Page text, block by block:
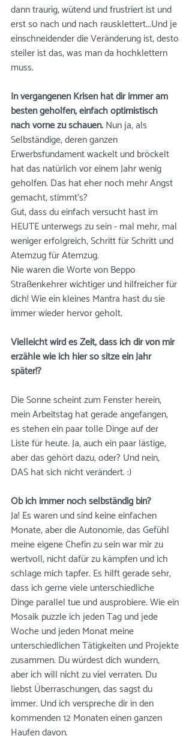
dann traurig, wütend und frustriert ist und
erst so nach und nach rausklettert...Und je
einschneidender die Veränderung ist, desto
steiler ist das, was man da hochklettern
muss.
In vergangenen Krisen hat dir immer am
besten geholfen, einfach optimistisch
nach vorne zu schauen. Nun ja, als
Selbständige, deren ganzen
Erwerbsfundament wackelt und bröckelt
hat das natürlich vor einem Jahr wenig
geholfen. Das hat eher noch mehr Angst
gemacht, stimmt's?
Gut, dass du einfach versucht hast im
HEUTE unterwegs zu sein - mal mehr, mal
weniger erfolgreich, Schritt für Schritt und
Atemzug für Atemzug.
Nie waren die Worte von Beppo
Straßenkehrer wichtiger und hilfreicher für
dich! Wie ein kleines Mantra hast du sie
immer wieder hervor geholt.
Vielleicht wird es Zeit, dass ich dir von mir
erzähle wie ich hier so sitze ein Jahr
später!?
Die Sonne scheint zum Fenster herein,
mein Arbeitstag hat gerade angefangen,
es stehen ein paar tolle Dinge auf der
Liste für heute. Ja, auch ein paar lästige,
aber das gehört dazu, oder? Und nein,
DAS hat sich nicht verändert. :)
Ob ich immer noch selbständig bin?
Ja! Es waren und sind keine einfachen
Monate, aber die Autonomie, das Gefühl
meine eigene Chefin zu sein war mir zu
wertvoll, nicht dafür zu kämpfen und ich
schlage mich tapfer. Es hilft gerade sehr,
dass ich gerne viele unterschiedliche
Dinge parallel tue und ausprobiere. Wie ein
Mosaik puzzle ich jeden Tag und jede
Woche und jeden Monat meine
unterschiedlichen Tätigkeiten und Projekte
zusammen. Du würdest dich wundern,
aber ich will nicht zu viel verraten. Du
liebst Überraschungen, das sagst du
immer. Und ich verspreche dir in den
kommenden 12 Monaten einen ganzen
Haufen davon.